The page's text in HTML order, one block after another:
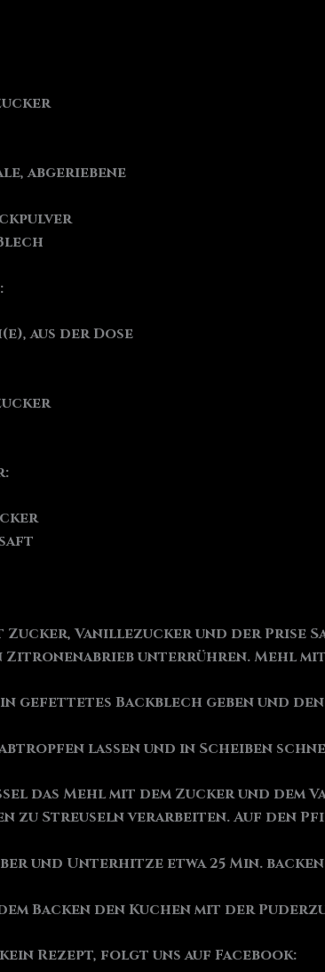
abgeriebene
aus der Dose
Zucker, Vanillezucker und der Prise
Zitronenabrieb unterrühren. Mehl
gefettetes Backblech geben und
lassen und in Scheiben
das Mehl mit dem Zucker und
zu Streuseln verarbeiten. Auf den
Ober und Unterhitze etwa 25 Min.
Backen den Kuchen mit der
kein Rezept, folgt uns auf Facebook: